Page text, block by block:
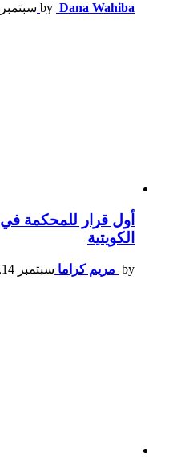
by Dana Wahiba سبتمبر 16, 2023, 12:44 م
أول قرار للمحكمة
الكويتية
by مريم كراما سبتمبر 14, 2023, 7:15 م